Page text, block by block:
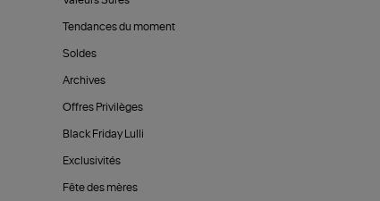
Tendances du moment
Soldes
Archives
Offres Privilèges
Black Friday Lulli
Exclusivités
Fête des mères